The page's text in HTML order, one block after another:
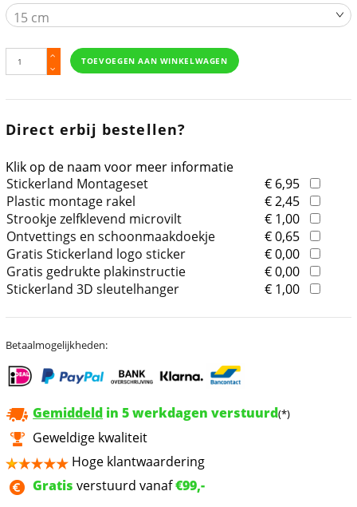
TOEVOEGEN AAN WINKELWAGEN
Direct erbij bestellen?
Klik op de naam voor meer informatie
Stickerland Montageset
€ 6,95
Plastic montage rakel
€ 2,45
Strookje zelfklevend microvilt
€ 1,00
Ontvettings en schoonmaakdoekje
€ 0,65
Gratis Stickerland logo sticker
€ 0,00
Gratis gedrukte plakinstructie
€ 0,00
Stickerland 3D sleutelhanger
€ 1,00
Betaalmogelijkheden:
Gemiddeld in 5 werkdagen verstuurd(*)
Geweldige kwaliteit
Hoge klantwaardering
Gratis verstuurd vanaf€99,-